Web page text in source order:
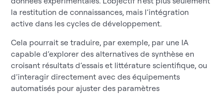
la restitution de connaissances, mais l’intégration
active dans les cycles de développement.
Cela pourrait se traduire, par exemple, par une IA
capable d’explorer des alternatives de synthèse en
croisant résultats d’essais et littérature scientifique, ou
d’interagir directement avec des équipements
automatisés pour ajuster des paramètres